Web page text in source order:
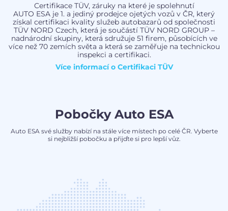
Certifikace TÜV, záruky na které je spolehnutí
AUTO ESA je 1. a jediný prodejce ojetých vozů v ČR, který
získal certifikaci kvality služeb autobazarů od společnosti
TÜV NORD Czech, která je součástí TÜV NORD GROUP –
nadnárodní skupiny, která sdružuje 51 firem, působících ve
více než 70 zemích světa a která se zaměřuje na technickou
inspekci a certifikaci.
Více informací o Certifikaci TÜV
Pobočky Auto ESA
Auto ESA své služby nabízí na stále více místech po celé ČR. Vyberte
si nejbližší pobočku a přijďte si pro lepší vůz.